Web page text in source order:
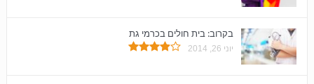
בקרוב: בית חולים בכרמי גת
יוני 26, 2014